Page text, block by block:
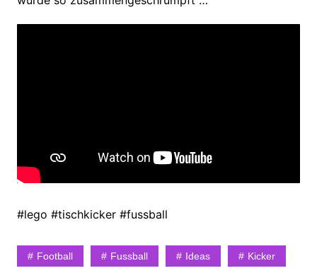
#lego #tischkicker #fussball
Football Fussball Ideas Kicker